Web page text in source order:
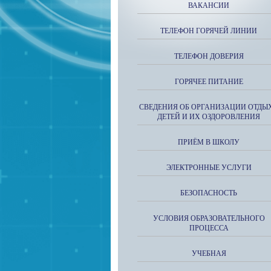
ВАКАНСИИ
ТЕЛЕФОН ГОРЯЧЕЙ ЛИНИИ
ТЕЛЕФОН ДОВЕРИЯ
ГОРЯЧЕЕ ПИТАНИЕ
СВЕДЕНИЯ ОБ ОРГАНИЗАЦИИ
ДЕТЕЙ И ИХ ОЗДОРОВЛЕНИЯ
ПРИЁМ В ШКОЛУ
ЭЛЕКТРОННЫЕ УСЛУГИ
БЕЗОПАСНОСТЬ
УСЛОВИЯ ОБРАЗОВАТЕЛЬНОГО
ПРОЦЕССА
УЧЕБНАЯ